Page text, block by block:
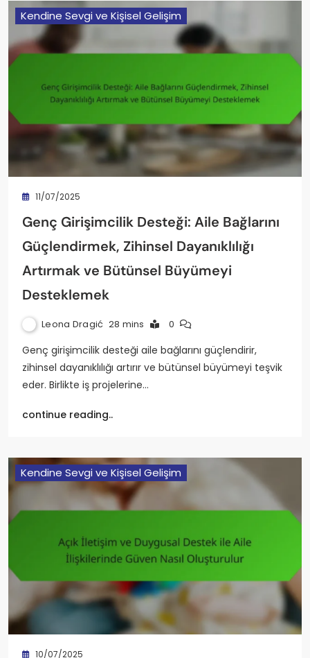
Kendine Sevgi ve Kişisel Gelişim
11/07/2025
Genç Girişimcilik Desteği: Aile Bağlarını
Güçlendirmek, Zihinsel Dayanıklılığı
Artırmak ve Bütünsel Büyümeyi
Desteklemek
Leona Dragić 28 mins 0
Genç girişimcilik desteği aile bağlarını güçlendirir,
zihinsel dayanıklılığı artırır ve bütünsel büyümeyi teşvik
eder. Birlikte iş projelerine…
continue reading..
Kendine Sevgi ve Kişisel Gelişim
10/07/2025